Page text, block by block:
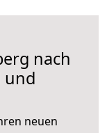
nach
und
neuen